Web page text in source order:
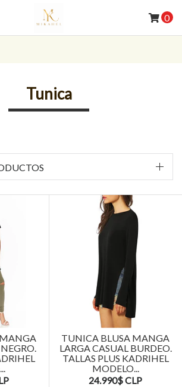
0
Tunica
TUNICA BLUSA MANGA
LARGA CASUAL BURDEO.
TALLAS PLUS KADRIHEL
MODELO...
24.990$ CLP